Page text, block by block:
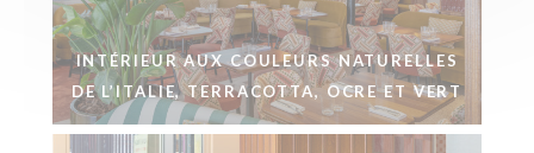
INTÉRIEUR AUX COULEURS NATURELLES
DE L’ITALIE, TERRACOTTA, OCRE ET VERT